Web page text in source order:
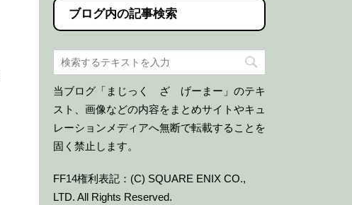
ブログ内の記事検索
当ブログ「まじっく ざ げーまー」のテキ
スト、画像などの内容をまとめサイトやキュ
レーションメディアへ無断で転載することを
固く禁止します。
FF14権利表記：(C) SQUARE ENIX CO.,
LTD. All Rights Reserved.